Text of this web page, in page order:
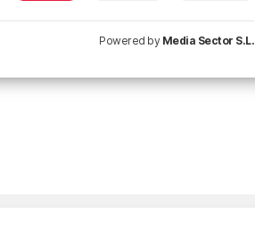
Powered by Media Sector S.L.